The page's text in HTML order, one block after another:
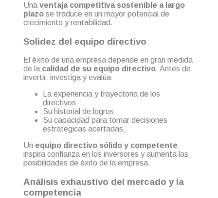
Una ventaja competitiva sostenible a largo
plazo se traduce en un mayor potencial de
crecimiento y rentabilidad.
Solidez del equipo directivo
El éxito de una empresa depende en gran medida
de la calidad de su equipo directivo. Antes de
invertir, investiga y evalúa:
La experiencia y trayectoria de los
directivos
Su historial de logros
Su capacidad para tomar decisiones
estratégicas acertadas.
Un equipo directivo sólido y competente
inspira confianza en los inversores y aumenta las
posibilidades de éxito de la empresa.
Análisis exhaustivo del mercado y la
competencia